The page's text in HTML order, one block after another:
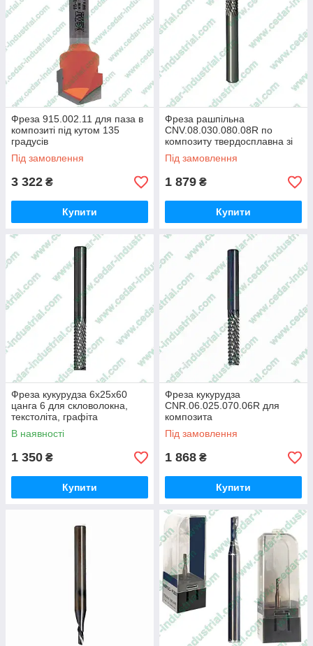
Фреза 915.002.11 для паза в
композиті під кутом 135
градусів
Під замовлення
3 322 ₴
Купити
Фреза рашпільна
CNV.08.030.080.08R по
композиту твердосплавна зі
засвердлюванням
Під замовлення
1 879 ₴
Купити
Фреза кукурудза 6х25х60
цанга 6 для скловолокна,
текстоліта, графіта
В наявності
1 350 ₴
Купити
Фреза кукурудза
CNR.06.025.070.06R для
композита
Під замовлення
1 868 ₴
Купити